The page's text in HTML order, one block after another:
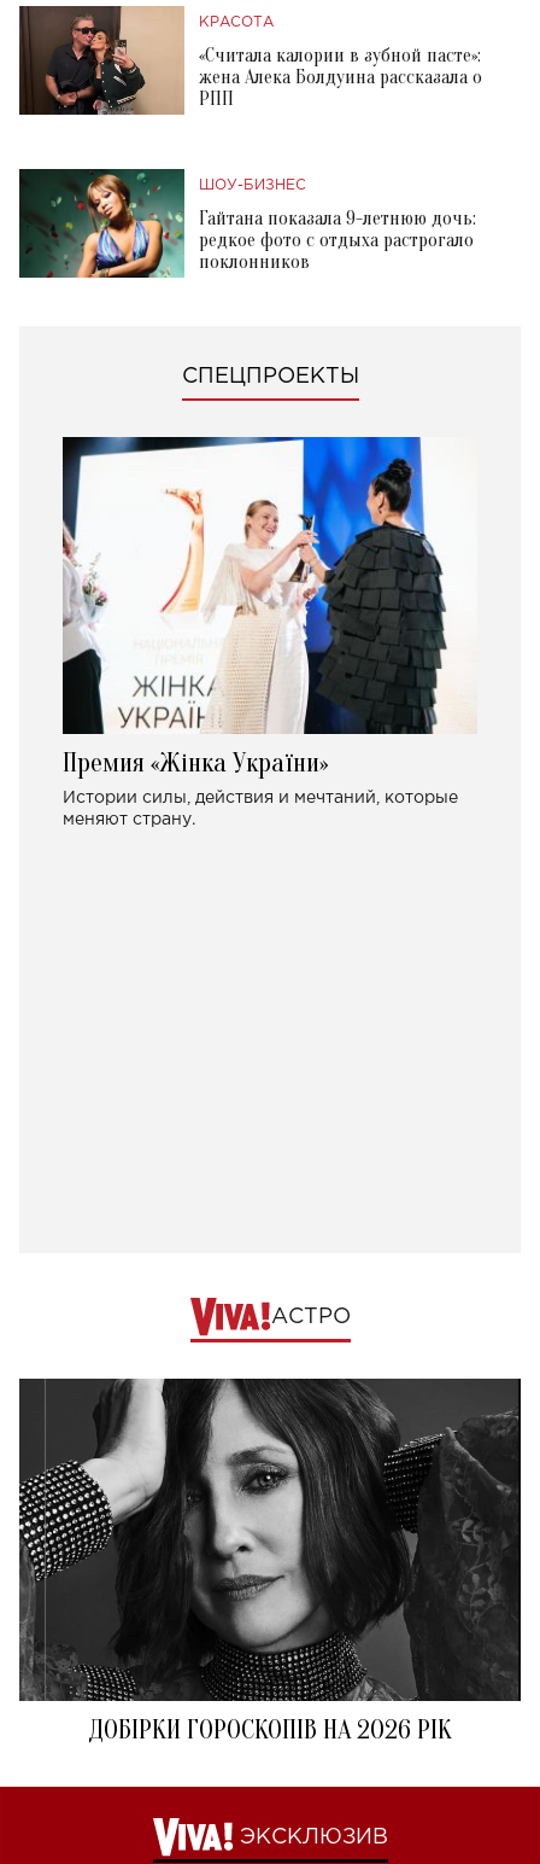
КРАСОТА
«Считала калории в зубной пасте»:
жена Алека Болдуина рассказала о
РПП
ШОУ-БИЗНЕС
Гайтана показала 9-летнюю дочь:
редкое фото с отдыха растрогало
поклонников
СПЕЦПРОЕКТЫ
Премия «Жінка України»
Истории силы, действия и мечтаний, которые
меняют страну.
АСТРО
ДОБІРКИ ГОРОСКОПІВ НА 2026 РІК
ЭКСКЛЮЗИВ